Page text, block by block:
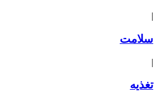
|
سلامت
|
تغذیه